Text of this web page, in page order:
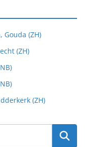
Gouda (ZH)
(ZH)
(ZH)